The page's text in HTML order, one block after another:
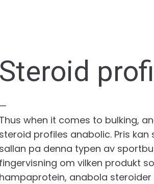
Steroid
—
Thus when it comes to bulking,
steroid profiles anabolic. Pris
sallan pa denna typen av
fingervisning om vilken produkt
hampaprotein, anabola